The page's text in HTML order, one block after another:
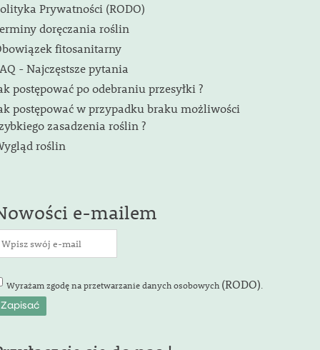
Prywatności (RODO)
doręczania roślin
fitosanitarny
- Najczęstsze pytania
postępować po odebraniu przesyłki ?
postępować w przypadku braku możliwości
zasadzenia roślin ?
roślin
e-mailem
Wyrażam zgodę na przetwarzanie danych osobowych (RODO)